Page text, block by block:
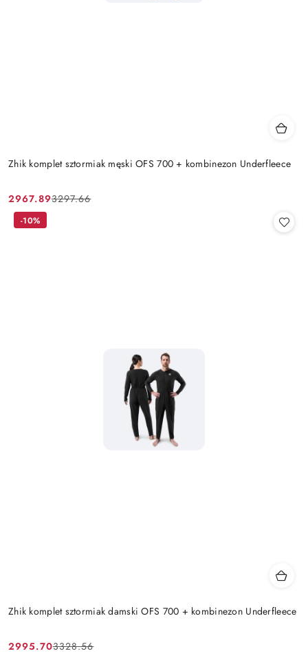
Zhik komplet sztormiak męski OFS 700 + kombinezon Underfleece
Cena
promocyjna:
2967.89
Cena
przed
3297.66
Zhik komplet sztormiak damski OFS 700 + kombinezon Underfleece
Cena
2995.70
Cena
3328.56
-10%